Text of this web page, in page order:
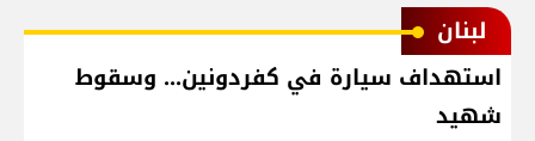
لبنان
استهداف سيارة في كفردونين... وسقوط
شهيد